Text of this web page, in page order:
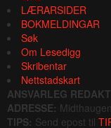
LÆRARSIDER
BOKMELDINGAR
Søk
Om Lesedigg
Skribentar
Nettstadskart
ANSVARLEG
ADRESSE:
TIPS: Send epost til